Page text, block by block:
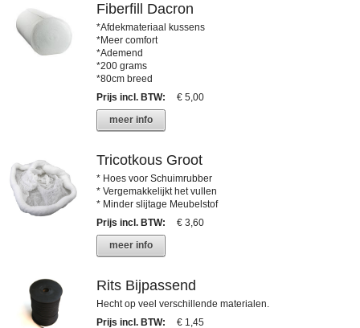
Fiberfill Dacron
*Afdekmateriaal kussens
*Meer comfort
*Ademend
*200 grams
*80cm breed
Prijs incl. BTW:
€ 5,00
meer info
Tricotkous Groot
* Hoes voor Schuimrubber
* Vergemakkelijkt het vullen
* Minder slijtage Meubelstof
Prijs incl. BTW:
€ 3,60
meer info
Rits Bijpassend
Hecht op veel verschillende materialen.
Prijs incl. BTW: € 1,45